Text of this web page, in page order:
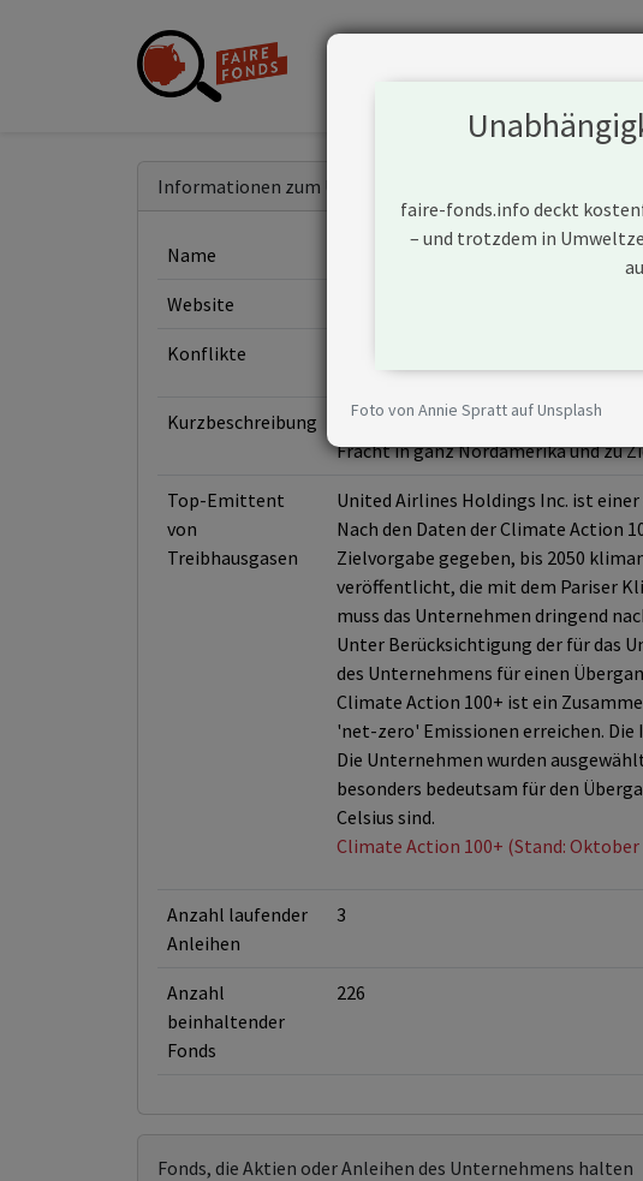
Informationen zum Unternehmen
Name
Website
Konflikte
Kurzbeschreibung
United Airlines Holdings, Inc. bzw.
Fracht in ganz Nordamerika und zu
Top-Emittent
von
Treibhausgasen
United Airlines Holdings Inc. ist
Nach den Daten der Climate Action
Zielvorgabe gegeben, bis 2050
veröffentlicht, die mit dem Pariser
muss das Unternehmen dringend
Unter Berücksichtigung der für das
des Unternehmens für einen
Climate Action 100+ ist ein
'net-zero' Emissionen erreichen.
Die Unternehmen wurden
besonders bedeutsam für den
Celsius sind.
Climate Action 100+ (Stand: Oktober
Anzahl laufender
Anleihen
3
Anzahl
beinhaltender
Fonds
226
Fonds, die Aktien oder Anleihen des Unternehmens halten
faire-fonds.info deckt
– und trotzdem in
Foto von Annie Spratt auf Unsplash